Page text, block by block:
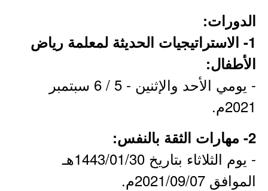
الدورات:
1- الاستراتيجيات الحديثة لمعلمة رياض
الأطفال:
- يومي الأحد والإثنين - 5 / 6 سبتمبر
2021م.
2- مهارات الثقة بالنفس:
- يوم الثلاثاء بتاريخ 1443/01/30هـ
الموافق 2021/09/07م.